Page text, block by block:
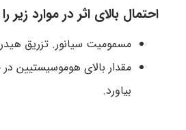
احتمال بالای اثر در موارد زیر
مسموميت سیانور. تزریق هیدروگزوکوبالامین، یک
بیاورد.